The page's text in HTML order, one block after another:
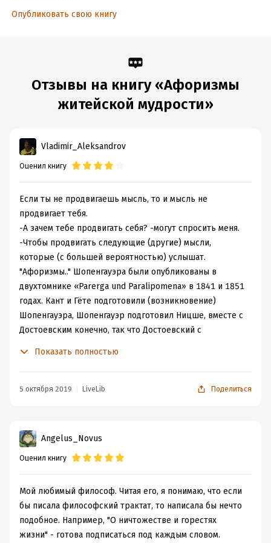
Опубликовать свою книгу
Отзывы на книгу «Афоризмы
житейской мудрости»
Vladimir_Aleksandrov
Оценил книгу
Если ты не продвигаешь мысль, то и мысль не
продвигает тебя.
-А зачем тебе продвигать себя? -могут спросить меня.
-Чтобы продвигать следующие (другие) мысли,
которые (с большей вероятностью) услышат.
"Афоризмы.." Шопенгауэра были опубликованы в
двухтомнике «Parerga und Paralipomena» в 1841 и 1851
годах. Кант и Гёте подготовили (возникновение)
Шопенгауэра, Шопенгауэр подготовил Ницше, вместе с
Достоевским конечно, так что Достоевский с
выплескивать на лист бумаги принципиально для
(Посему) приведу ниже несколько коротких цитат из
рассматриваемой книги, почти без моих традиционных
комментариев, ибо и так же всё понятно, что и как.
существенным является то, что человек имеет в
самом себе."
-"любовь к одиночеству не может существовать в
качестве исконной потребности, а возникает лишь
Показать полностью
5 октября 2019 LiveLib Поделиться
Angelus_Novus
Оценил книгу
Мой любимый философ. Читая его, я понимаю, что если
бы писала философский трактат, то написала бы нечто
подобное. Например, "О ничтожестве и горестях
жизни" - готова подписаться под каждым словом.